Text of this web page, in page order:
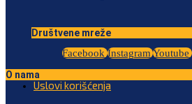
Društvene mreže
Facebook Instagram Youtube
O nama
Uslovi korišćenja